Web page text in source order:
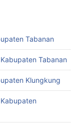
Tabanan
Tabanan
Klungkung